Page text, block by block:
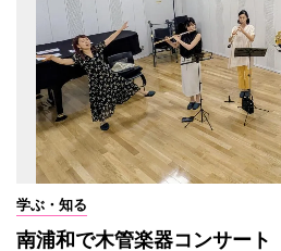
学ぶ・知る
南浦和で木管楽器コンサー